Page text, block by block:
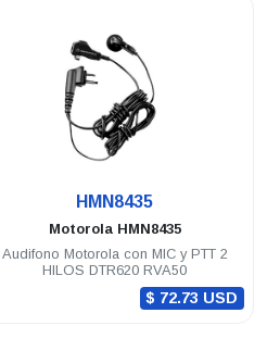
HMN8435
Motorola HMN8435
Audifono Motorola con MIC y PTT 2
HILOS DTR620 RVA50
$ 72.73 USD